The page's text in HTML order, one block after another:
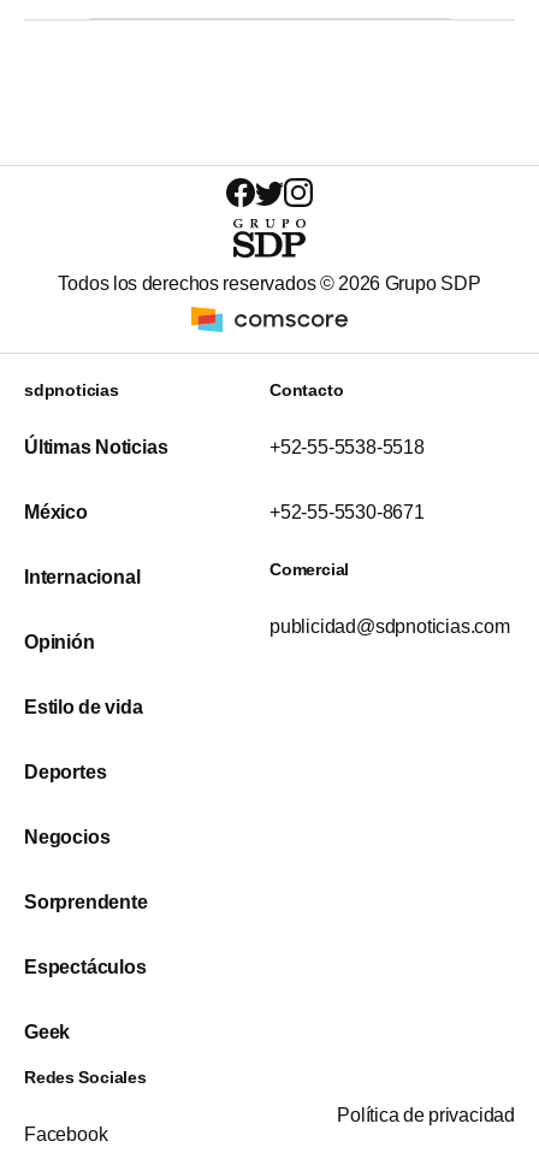
Todos los derechos reservados ©2026 Grupo SDP
sdpnoticias
Últimas Noticias
México
Internacional
Opinión
Estilo de vida
Deportes
Negocios
Sorprendente
Espectáculos
Geek
Contacto
+52-55-5538-5518
+52-55-5530-8671
Comercial
publicidad@sdpnoticias.com
Redes Sociales
Facebook
Política de privacidad